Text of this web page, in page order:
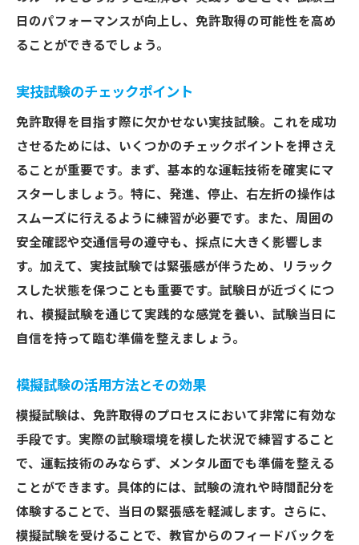
日のパフォーマンスが向上し、免許取得の可能性を高め
ることができるでしょう。
実技試験のチェックポイント
免許取得を目指す際に欠かせない実技試験。これを成功
させるためには、いくつかのチェックポイントを押さえ
ることが重要です。まず、基本的な運転技術を確実にマ
スターしましょう。特に、発進、停止、右左折の操作は
スムーズに行えるように練習が必要です。また、周囲の
安全確認や交通信号の遵守も、採点に大きく影響しま
す。加えて、実技試験では緊張感が伴うため、リラック
スした状態を保つことも重要です。試験日が近づくにつ
れ、模擬試験を通じて実践的な感覚を養い、試験当日に
自信を持って臨む準備を整えましょう。
模擬試験の活用方法とその効果
模擬試験は、免許取得のプロセスにおいて非常に有効な
手段です。実際の試験環境を模した状況で練習すること
で、運転技術のみならず、メンタル面でも準備を整える
ことができます。具体的には、試験の流れや時間配分を
体験することで、当日の緊張感を軽減します。さらに、
模擬試験を受けることで、教官からのフィードバックを